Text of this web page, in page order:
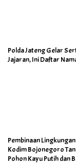
Polda Jateng Gelar
Jajaran, Ini Daftar
Pembinaan
Kodim Bojonegoro
Pohon Kayu Putih dan